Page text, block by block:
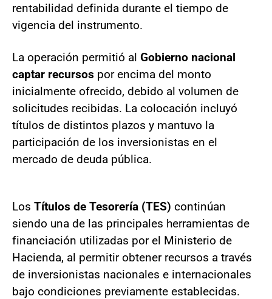
rentabilidad definida durante el tiempo de
vigencia del instrumento.
La operación permitió al Gobierno nacional
captar recursos por encima del monto
inicialmente ofrecido, debido al volumen de
solicitudes recibidas. La colocación incluyó
títulos de distintos plazos y mantuvo la
participación de los inversionistas en el
mercado de deuda pública.
Los Títulos de Tesorería (TES) continúan
siendo una de las principales herramientas de
financiación utilizadas por el Ministerio de
Hacienda, al permitir obtener recursos a través
de inversionistas nacionales e internacionales
bajo condiciones previamente establecidas.